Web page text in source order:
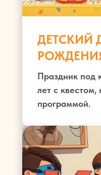
ДЕТСКИЙ
Праздник под
лет с
программой.